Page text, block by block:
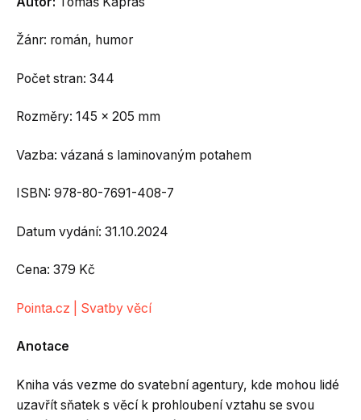
Žánr: román, humor
Počet stran: 344
Rozměry: 145 x 205 mm
Vazba: vázaná s laminovaným potahem
ISBN: 978-80-7691-408-7
Datum vydání: 31.10.2024
Cena: 379 Kč
Pointa.cz | Svatby věcí
Anotace
Kniha vás vezme do svatební agentury, kde mohou lidé
uzavřít sňatek s věcí k prohloubení vztahu se svou